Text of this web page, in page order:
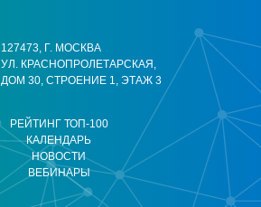
РЕЙТИНГ ТОП-100
КАЛЕНДАРЬ
НОВОСТИ
ВЕБИНАРЫ
127473, Г. МОСКВА
УЛ. КРАСНОПРОЛЕТАРСКАЯ,
ДОМ 30, СТРОЕНИЕ 1, ЭТАЖ 3